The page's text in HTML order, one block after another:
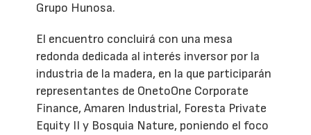
Grupo Hunosa.
El encuentro concluirá con una mesa
redonda dedicada al interés inversor por la
industria de la madera, en la que participarán
representantes de OnetoOne Corporate
Finance, Amaren Industrial, Foresta Private
Equity II y Bosquia Nature, poniendo el foco